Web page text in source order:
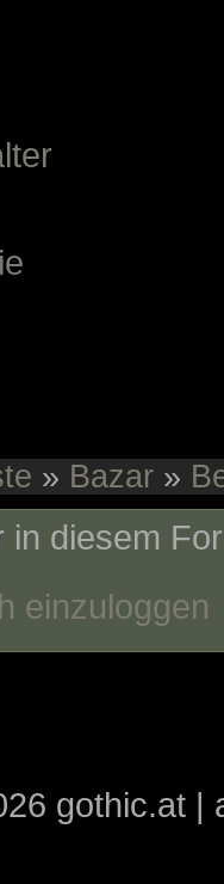
» Bazar »
in diesem
einzuloggen
gothic.at |